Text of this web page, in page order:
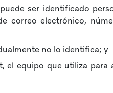
ser identificado
correo electrónico,
no lo identifica; y
el equipo que utiliza para